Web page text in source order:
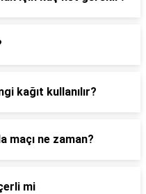
kağıt kullanılır?
maçı ne zaman?
mi